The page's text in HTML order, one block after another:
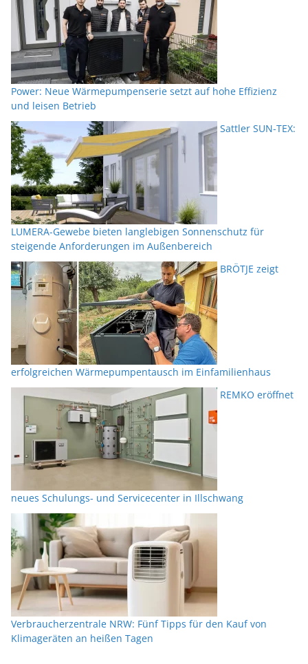
Power: Neue Wärmepumpenserie setzt auf hohe Effizienz
und leisen Betrieb
Sattler SUN-TEX:
LUMERA-Gewebe bieten langlebigen Sonnenschutz für
steigende Anforderungen im Außenbereich
BRÖTJE zeigt
erfolgreichen Wärmepumpentausch im Einfamilienhaus
REMKO eröffnet
neues Schulungs- und Servicecenter in Illschwang
Verbraucherzentrale NRW: Fünf Tipps für den Kauf von
Klimageräten an heißen Tagen